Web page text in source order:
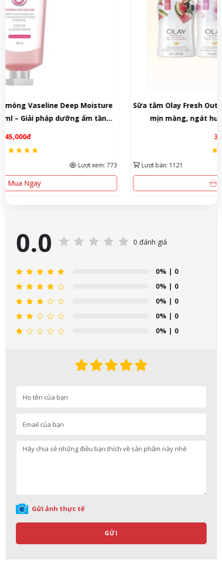
Sữa tắm Olay Fresh Outlast 975ml – Trải nghiệm làn da
mịn màng, ngát hương thơm tự nhiên từ Mỹ
Lượt xem: 1924
0.0 0 đánh giá
0% | 0
0% | 0
0% | 0
0% | 0
0% | 0
Gửi ảnh thực tế
GỬI
Nguyễn Nhật Quang đã mua sản phẩm Sữa tắm Pigeon Baby
Soap dạng túi 400ml Nhật Bản
Nhật Bản lọ 5ml cho trẻ Sơ Sinh
07/08/2026
Đặng Hòa Khánh Yên đã mua sản phẩm Men Vi Sinh BioGaia